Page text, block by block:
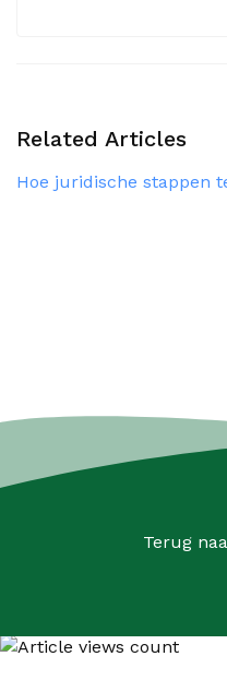
Related Articles
Hoe juridische stappen
Terug